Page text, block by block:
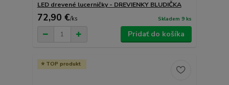
LED drevené lucerničky - DREVIENKY BLUDIČKA
72,90 €/ks Skladem 9 ks
Pridať do košíka
TOP produkt